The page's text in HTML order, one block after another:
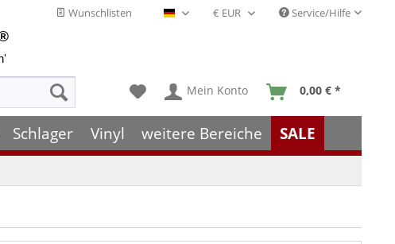
Wunschlisten Deutsch - DE Service/Hilfe
Mein Konto 0,00 € *
Schlager Vinyl weitere Bereiche SALE